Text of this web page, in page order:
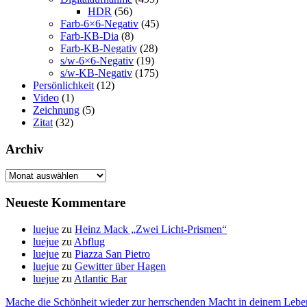
HDR (56)
Farb-6×6-Negativ (45)
Farb-KB-Dia (8)
Farb-KB-Negativ (28)
s/w-6×6-Negativ (19)
s/w-KB-Negativ (175)
Persönlichkeit (12)
Video (1)
Zeichnung (5)
Zitat (32)
Archiv
Archiv
Neueste Kommentare
luejue zu Heinz Mack „Zwei Licht-Prismen“
luejue zu Abflug
luejue zu Piazza San Pietro
luejue zu Gewitter über Hagen
luejue zu Atlantic Bar
Mache die Schönheit wieder zur herrschenden Macht in deinem